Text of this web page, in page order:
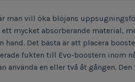
man vill öka blöjans
mycket absorberande material,
hand. Det bästa är att placera
fukten till Evo-boostern inom
använda en eller två åt gången.